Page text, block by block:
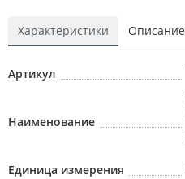
Характеристики Описание
Артикул
Наименование
Единица измерения